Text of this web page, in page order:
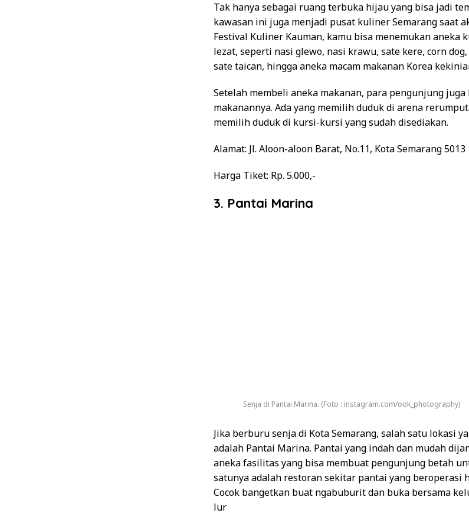
Tak hanya sebagai ruang terbuka hijau yang bisa jadi
kawasan ini juga menjadi pusat kuliner Semarang saat
Festival Kuliner Kauman, kamu bisa menemukan aneka
lezat, seperti nasi glewo, nasi krawu, sate kere, corn
sate taican, hingga aneka macam makanan Korea
Setelah membeli aneka makanan, para pengunjung
makanannya. Ada yang memilih duduk di arena
memilih duduk di kursi-kursi yang sudah disediakan.
Alamat: Jl. Aloon-aloon Barat, No.11, Kota Semarang 5013
Harga Tiket: Rp. 5.000,-
3. Pantai Marina
Senja di Pantai Marina. (Foto : instagram.com/ook_photography)
Jika berburu senja di Kota Semarang, salah satu lokasi
adalah Pantai Marina. Pantai yang indah dan mudah
aneka fasilitas yang bisa membuat pengunjung betah
satunya adalah restoran sekitar pantai yang beroperasi
Cocok bangetkan buat ngabuburit dan buka bersama
lur